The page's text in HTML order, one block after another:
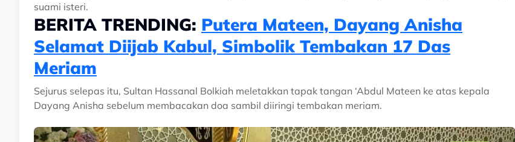
suami isteri.
BERITA TRENDING: Putera Mateen, Dayang Anisha
Selamat Diijab Kabul, Simbolik Tembakan 17 Das
Meriam
Sejurus selepas itu, Sultan Hassanal Bolkiah meletakkan tapak tangan ‘Abdul Mateen ke atas kepala
Dayang Anisha sebelum membacakan doa sambil diiringi tembakan meriam.